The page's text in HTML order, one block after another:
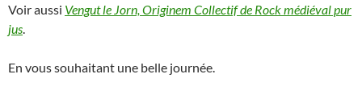
Voir aussi Vengut le Jorn, Originem Collectif de Rock médiéval pur
jus.
En vous souhaitant une belle journée.